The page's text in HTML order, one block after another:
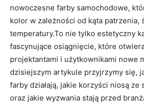
nowoczesne farby samochodowe,
kolor w zależności od kąta patrzenia,
temperatury.To nie tylko estetyczny
fascynujące osiągnięcie, które
projektantami i użytkownikami nowe
dzisiejszym artykule przyjrzymy się,
farby działają, jakie korzyści niosą ze
oraz jakie wyzwania stają przed